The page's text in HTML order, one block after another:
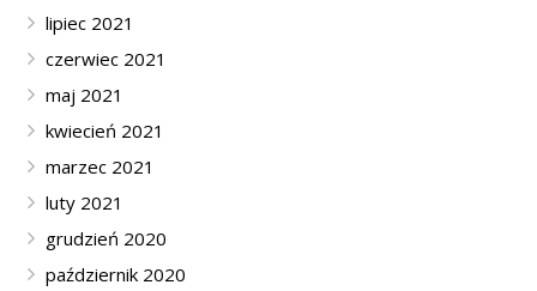
lipiec 2021
czerwiec 2021
maj 2021
kwiecień 2021
marzec 2021
luty 2021
grudzień 2020
październik 2020